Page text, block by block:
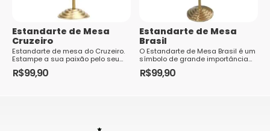
Estandarte de Mesa
Cruzeiro
Estandarte de mesa do Cruzeiro.
Estampe a sua paixão pelo seu
time em todos os momentos.
Dimensões aproximadas da
R$99,90
Estandarte de Mesa
Brasil
O Estandarte de Mesa Brasil é um
símbolo de grande importância
para o país. Ele representa a
união e a identidade nacional,
R$99,90